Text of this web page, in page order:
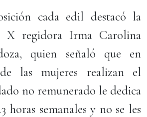
cada edil destacó la
X regidora Irma Carolina
quien señaló que en
las mujeres realizan el
no remunerado le dedica
horas semanales y no se les